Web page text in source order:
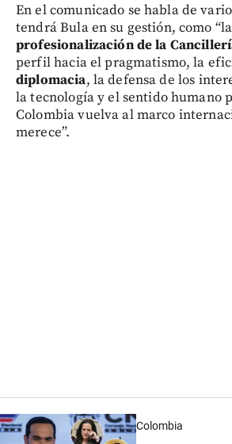
En el comunicado se habla de
tendrá Bula en su gestión, como “la
profesionalización de la
perfil hacia el pragmatismo, la
diplomacia, la defensa de los
la tecnología y el sentido humano
Colombia vuelva al marco
merece”.
Colombia